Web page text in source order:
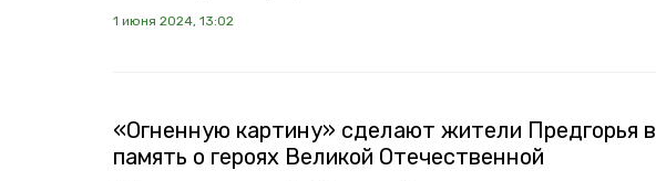
1 июня 2024, 13:02
«Огненную картину» сделают жители Предгорья в
память о героях Великой Отечественной